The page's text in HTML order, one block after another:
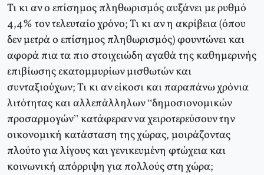
Τι κι αν ο επίσημος πληθωρισμός αυξάνει με ρυθμό
4,4% τον τελευταίο χρόνο; Τι κι αν η ακρίβεια (όπου
δεν μετρά ο επίσημος πληθωρισμός) φουντώνει και
αφορά πια τα πιο στοιχειώδη αγαθά της καθημερινής
επιβίωσης εκατομμυρίων μισθωτών και
συνταξιούχων; Τι κι αν είκοσι και παραπάνω χρόνια
λιτότητας και αλλεπάλληλων “δημοσιονομικών
προσαρμογών” κατάφεραν να χειροτερεύσουν την
οικονομική κατάσταση της χώρας, μοιράζοντας
πλούτο για λίγους και γενικευμένη φτώχεια και
κοινωνική απόρριψη για πολλούς στη χώρα;